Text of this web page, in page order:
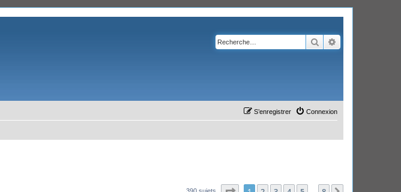
Rechercher
Connexion
S’enregistrer
390 sujets